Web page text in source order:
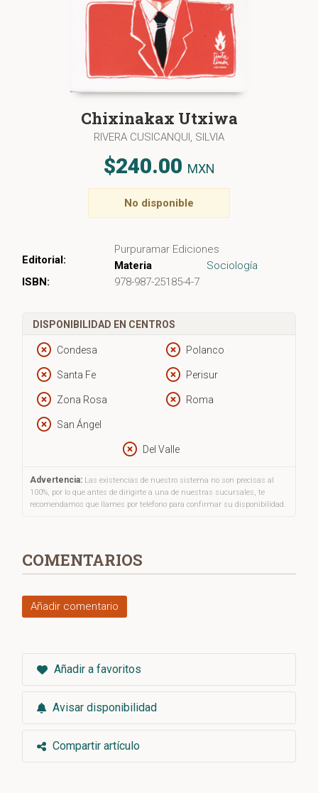
Chixinakax Utxiwa
RIVERA CUSICANQUI, SILVIA
$240.00 MXN
No disponible
Editorial:
Purpuramar Ediciones
Materia
Sociología
ISBN:
978-987-25185-4-7
DISPONIBILIDAD EN CENTROS
Condesa Polanco
Santa Fe Perisur
Zona Rosa Roma
San Ángel
Del Valle
Advertencia: Las existencias de nuestro sistema no son precisas al
100%, por lo que antes de dirigirte a una de nuestras sucursales, te
recomendamos que llames por teléfono para confirmar su disponibilidad.
COMENTARIOS
Añadir comentario
Añadir a favoritos
Avisar disponibilidad
Compartir artículo